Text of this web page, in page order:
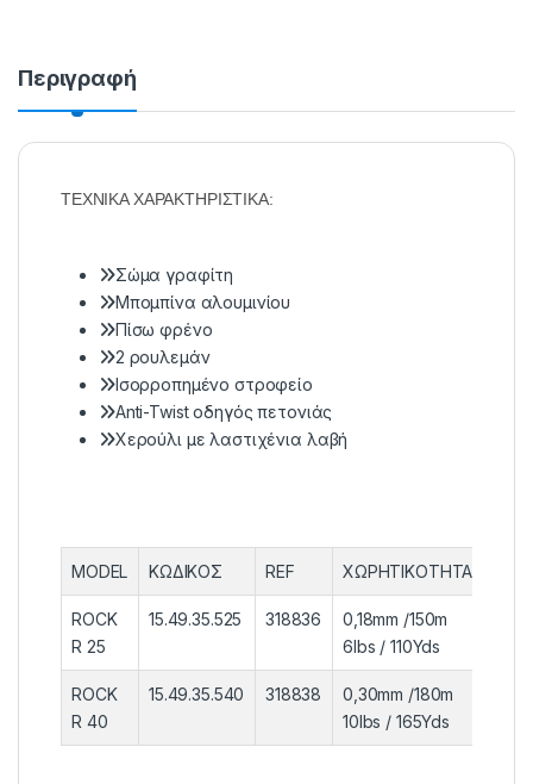
Περιγραφή
ΤΕΧΝΙΚΑ ΧΑΡΑΚΤΗΡΙΣΤΙΚΑ:
Σώμα γραφίτη
Μπομπίνα αλουμινίου
Πίσω φρένο
2 ρουλεμάν
Ισορροπημένο στροφείο
Anti-Twist οδηγός πετονιάς
Χερούλι με λαστιχένια λαβή
MODEL ΚΩΔΙΚΟΣ REF ΧΩΡHTIKOΤΗΤΑ
ROCK
R 25
15.49.35.525 318836
0,18mm /150m
6lbs / 110Yds
ROCK
R 40
15.49.35.540 318838
0,30mm /180m
10lbs / 165Yds